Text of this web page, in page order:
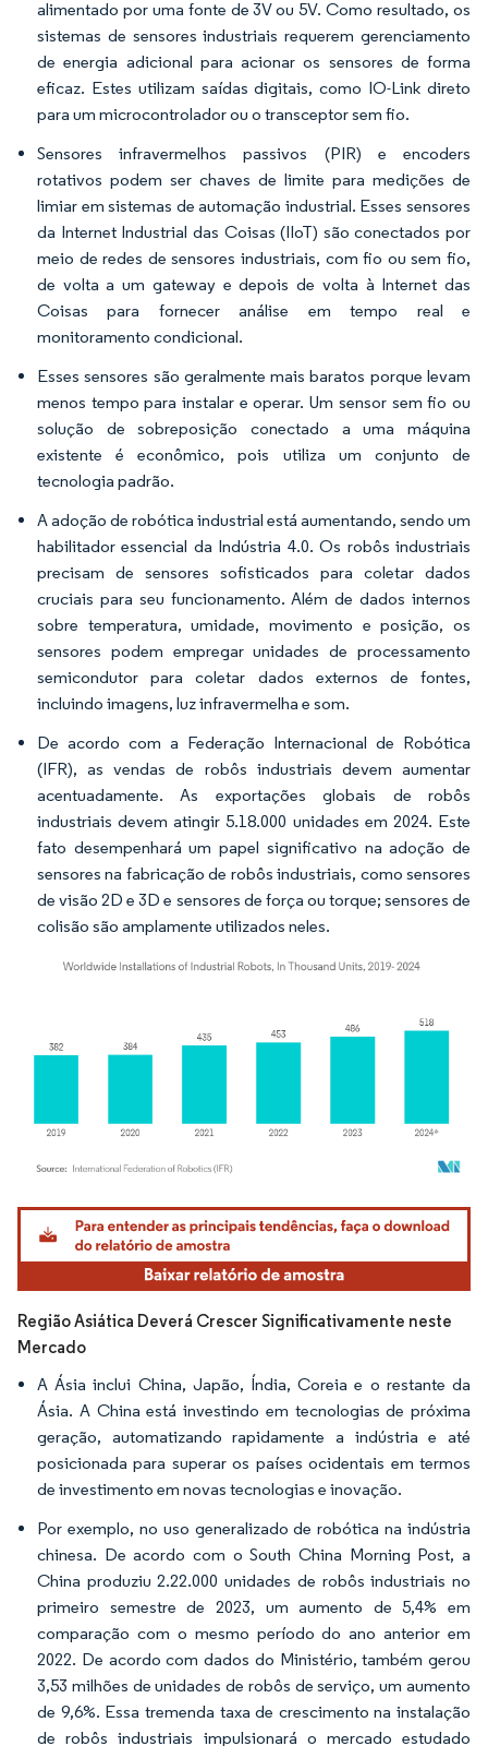
alimentado por uma fonte de 3V ou 5V. Como resultado, os
sistemas de sensores industriais requerem gerenciamento
de energia adicional para acionar os sensores de forma
eficaz. Estes utilizam saídas digitais, como IO-Link direto
para um microcontrolador ou o transceptor sem fio.
Sensores infravermelhos passivos (PIR) e encoders
rotativos podem ser chaves de limite para medições de
limiar em sistemas de automação industrial. Esses sensores
da Internet Industrial das Coisas (IIoT) são conectados por
meio de redes de sensores industriais, com fio ou sem fio,
de volta a um gateway e depois de volta à Internet das
Coisas para fornecer análise em tempo real e
monitoramento condicional.
Esses sensores são geralmente mais baratos porque levam
menos tempo para instalar e operar. Um sensor sem fio ou
solução de sobreposição conectado a uma máquina
existente é econômico, pois utiliza um conjunto de
tecnologia padrão.
A adoção de robótica industrial está aumentando, sendo um
habilitador essencial da Indústria 4.0. Os robôs industriais
precisam de sensores sofisticados para coletar dados
cruciais para seu funcionamento. Além de dados internos
sobre temperatura, umidade, movimento e posição, os
sensores podem empregar unidades de processamento
semicondutor para coletar dados externos de fontes,
incluindo imagens, luz infravermelha e som.
De acordo com a Federação Internacional de Robótica
(IFR), as vendas de robôs industriais devem aumentar
acentuadamente. As exportações globais de robôs
industriais devem atingir 5.18.000 unidades em 2024. Este
fato desempenhará um papel significativo na adoção de
sensores na fabricação de robôs industriais, como sensores
de visão 2D e 3D e sensores de força ou torque; sensores de
colisão são amplamente utilizados neles.
Imagem © Mordor Intelligence. O reuso requer atribuição conforme CC BY 4.0.
Região Asiática Deverá Crescer Significativamente neste
Mercado
A Ásia inclui China, Japão, Índia, Coreia e o restante da
Ásia. A China está investindo em tecnologias de próxima
geração, automatizando rapidamente a indústria e até
posicionada para superar os países ocidentais em termos
de investimento em novas tecnologias e inovação.
Por exemplo, no uso generalizado de robótica na indústria
chinesa. De acordo com o South China Morning Post, a
China produziu 2.22.000 unidades de robôs industriais no
primeiro semestre de 2023, um aumento de 5,4% em
comparação com o mesmo período do ano anterior em
2022. De acordo com dados do Ministério, também gerou
3,53 milhões de unidades de robôs de serviço, um aumento
de 9,6%. Essa tremenda taxa de crescimento na instalação
de robôs industriais impulsionará o mercado estudado